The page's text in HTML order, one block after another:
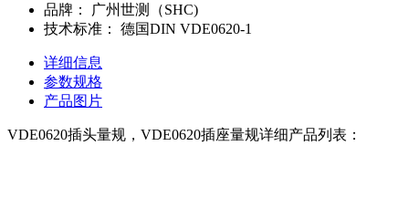
品牌：
广州世测（SHC)
技术标准：
德国DIN VDE0620-1
详细信息
参数规格
产品图片
VDE0620插头量规，VDE0620插座量规详细产品列表：